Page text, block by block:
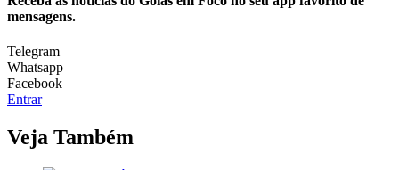
mensagens.
Telegram
Whatsapp
Facebook
Entrar
Veja Também